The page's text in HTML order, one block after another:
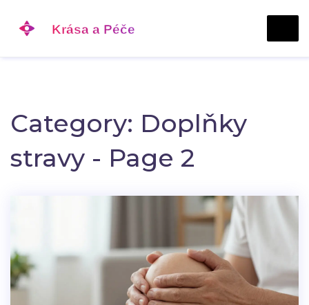
Category: Doplňky
stravy - Page 2